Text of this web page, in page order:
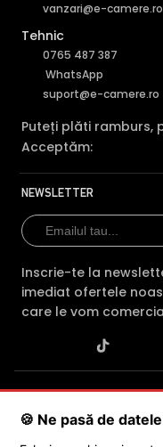
vanzari@e-camere.ro
Tehnic
0765 487 387
WhatsApp
suport@e-camere.ro
Puteți plăti ramburs,
Acceptăm:
NEWSLETTER
Inscrie-te la
imediat ofertele
care le vom
SC POLITES ONLINE SRL·
J2015001227161 · Capital
Poenaru, Nr. 1, Craiova,
🍪 Ne pasă de